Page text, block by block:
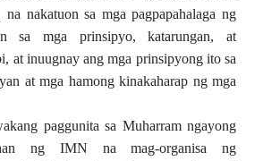
nakatuon sa mga pagpapahalaga ng
sa mga prinsipyo, katarungan, at
at inuugnay ang mga prinsipyong ito sa
at mga hamong kinakaharap ng mga
paggunita sa Muharram ngayong
ng IMN na mag-organisa ng